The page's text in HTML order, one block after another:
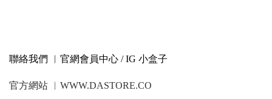
聯絡我們 ︳官網會員中心 / IG 小盒子
官方網站 ︳WWW.DASTORE.CO